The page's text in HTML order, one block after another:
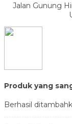
Jalan Gunung
Produk yang
Berhasil